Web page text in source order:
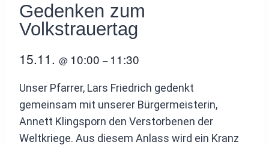
Gedenken zum
Volkstrauertag
15.11. @ 10:00 – 11:30
Unser Pfarrer, Lars Friedrich gedenkt
gemeinsam mit unserer Bürgermeisterin,
Annett Klingsporn den Verstorbenen der
Weltkriege. Aus diesem Anlass wird ein Kranz